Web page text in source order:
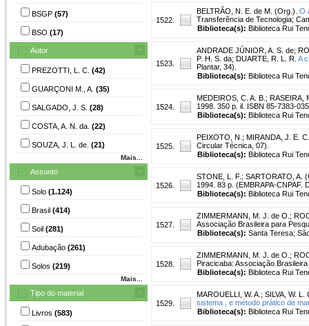
BSGP (57)
BSO (17)
Autor
PREZOTTI, L. C. (42)
GUARÇONI M., A. (35)
SALGADO, J. S. (28)
COSTA, A. N. da. (22)
SOUZA, J. L. de. (21)
Mais...
Assunto
Solo (1.124)
Brasil (414)
Soil (281)
Adubação (261)
Solos (219)
Mais...
Tipo do material
Livros (583)
1522.
BELTRÃO, N. E. de M. (Org.). O
Transferência de Tecnologia;
Biblioteca(s): Biblioteca Rui
1523.
ANDRADE JÚNIOR, A. S. de;
P. H. S. da; DUARTE, R. L. R. A
Plantar, 34).
Biblioteca(s): Biblioteca Rui
1524.
MEDEIROS, C. A. B. ; RASEIRA,
1998. 350 p. il. ISBN 85-7383-
Biblioteca(s): Biblioteca Rui
1525.
PEIXOTO, N. ; MIRANDA, J. E.
Circular Técnica, 07).
Biblioteca(s): Biblioteca Rui
1526.
STONE, L. F. ; SARTORATO, A.
1994. 83 p. (EMBRAPA-CNPAF.
Biblioteca(s): Biblioteca Rui
1527.
ZIMMERMANN, M. J. de O. ;
Associação Brasileira para
Biblioteca(s): Santa Teresa;
1528.
ZIMMERMANN, M. J. de O. ;
Piracicaba: Associação
Biblioteca(s): Biblioteca Rui
1529.
MAROUELLI, W. A. ; SILVA, W. L.
sistema , e método prático de
Biblioteca(s): Biblioteca Rui